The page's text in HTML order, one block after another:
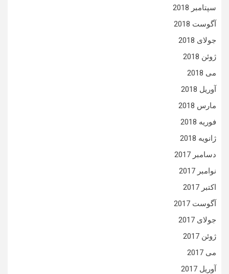
سپتامبر 2018
آگوست 2018
جولای 2018
ژوئن 2018
می 2018
آوریل 2018
مارس 2018
فوریه 2018
ژانویه 2018
دسامبر 2017
نوامبر 2017
اکتبر 2017
آگوست 2017
جولای 2017
ژوئن 2017
می 2017
آوریل 2017